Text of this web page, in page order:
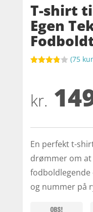
T-shirt
Egen
baseret
på
er
(75
kr.
En perfekt t-
drømmer om
fodboldlegende
og nummer på